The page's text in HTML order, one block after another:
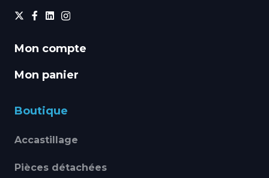
Mon compte
Mon panier
Boutique
Accastillage
Pièces détachées